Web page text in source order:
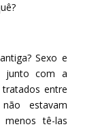
Sexo e
junto com a
entre
estavam
tê-las